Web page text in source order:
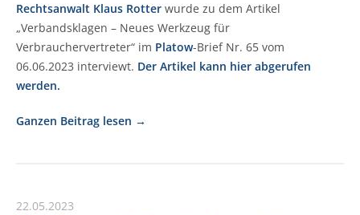
Rechtsanwalt Klaus Rotter wurde zu dem Artikel
„Verbandsklagen – Neues Werkzeug für
Verbrauchervertreter“ im Platow-Brief Nr. 65 vom
06.06.2023 interviewt. Der Artikel kann hier abgerufen
werden.
Ganzen Beitrag lesen
22.05.2023